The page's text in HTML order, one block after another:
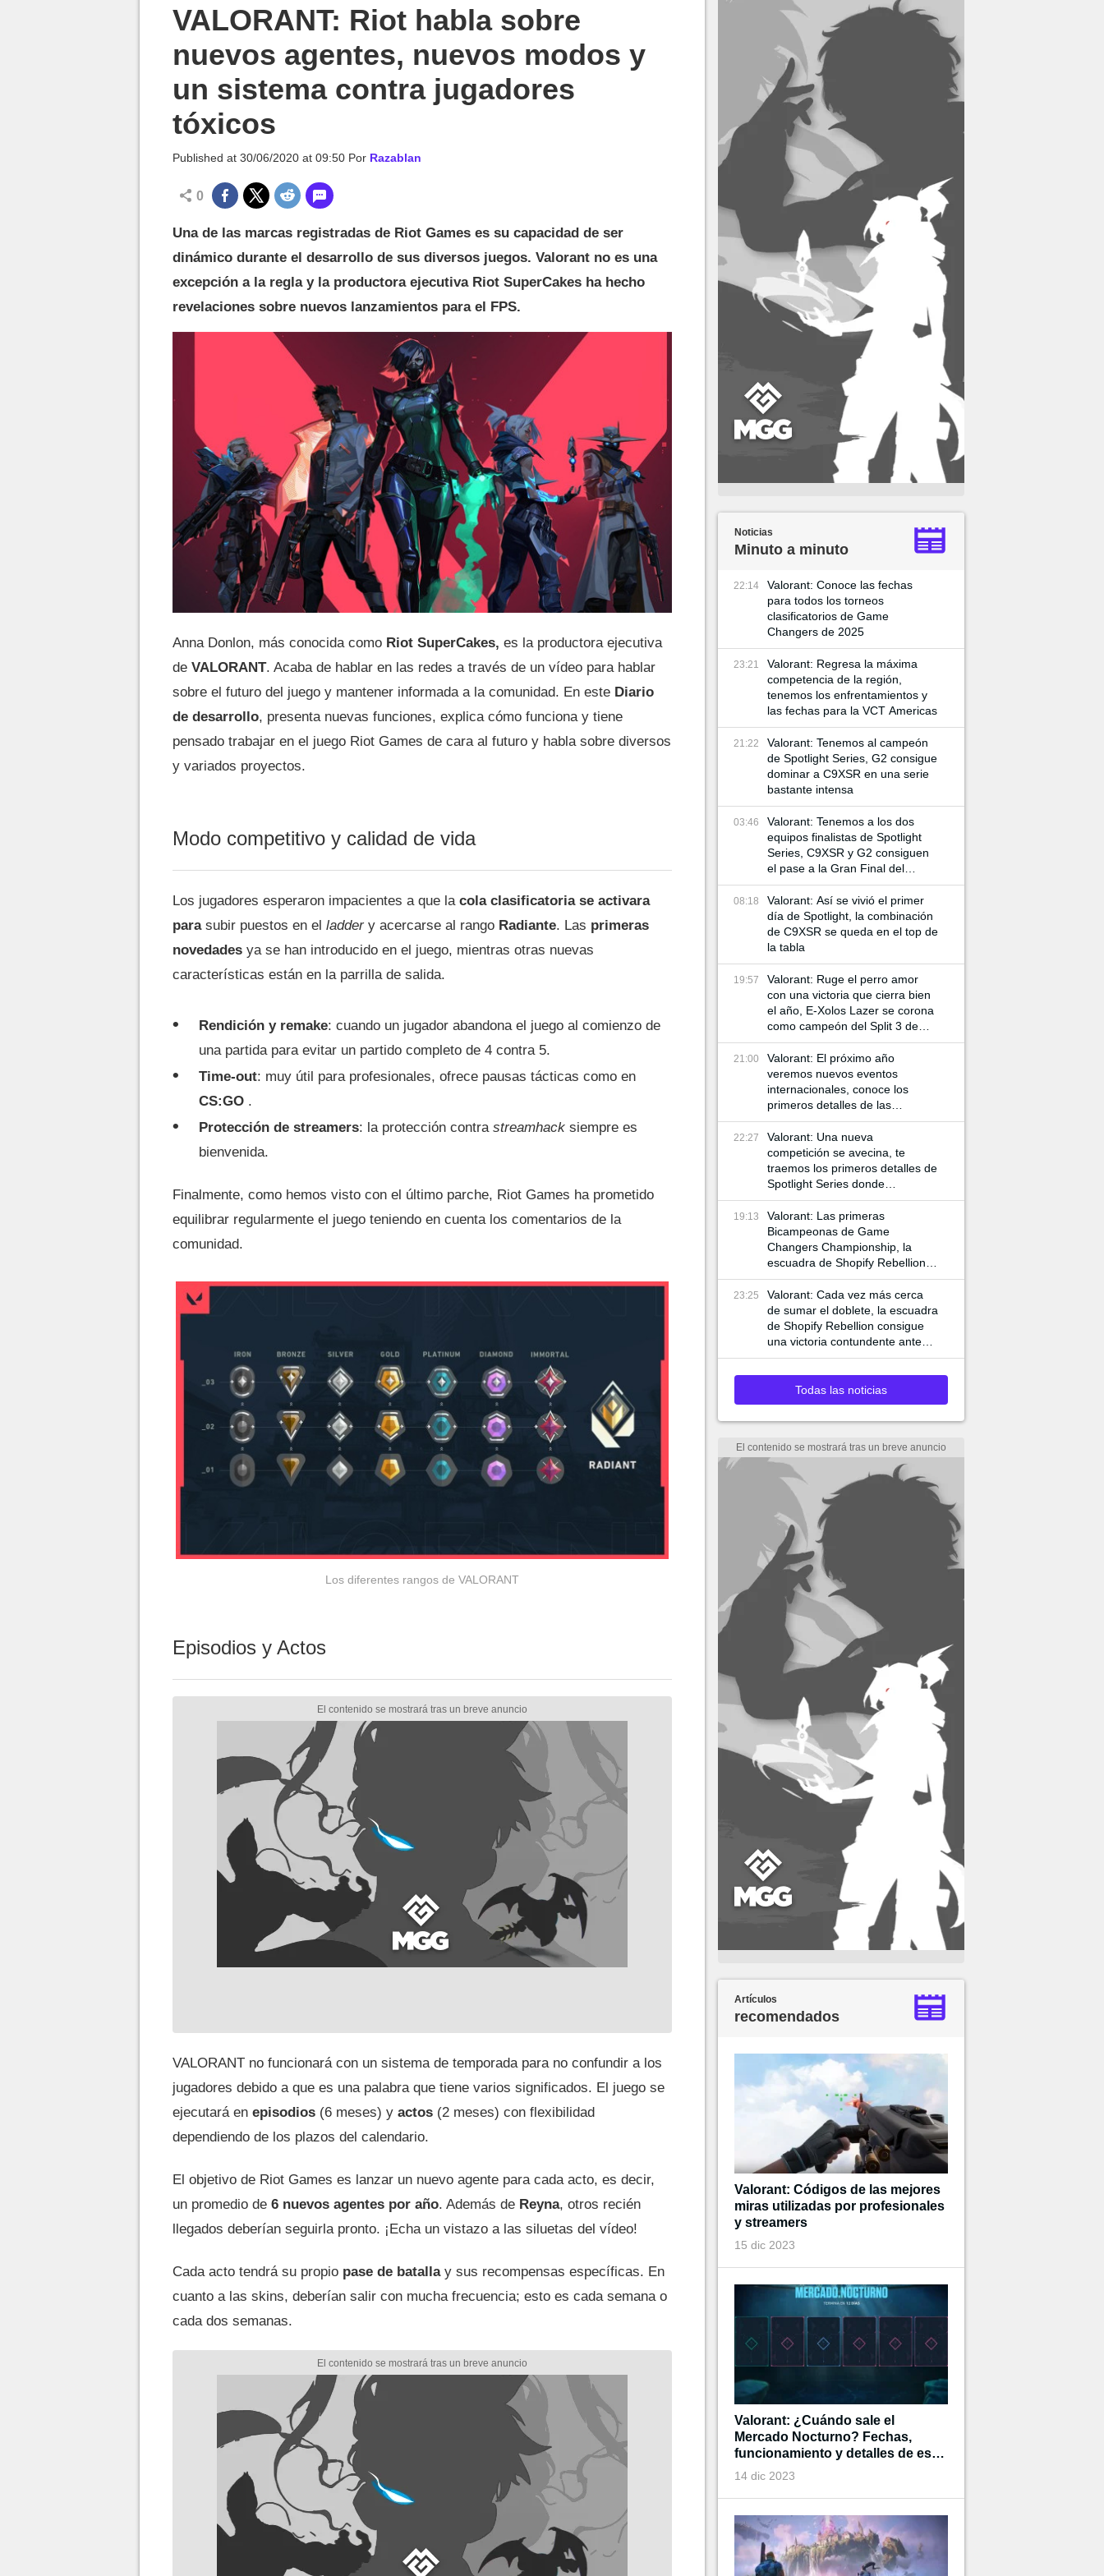
VALORANT: Riot habla sobre
nuevos agentes, nuevos modos y
un sistema contra jugadores
tóxicos
Published at 30/06/2020 at 09:50 Por Razablan
0
Una de las marcas registradas de Riot Games es su capacidad de ser
dinámico durante el desarrollo de sus diversos juegos. Valorant no es una
excepción a la regla y la productora ejecutiva Riot SuperCakes ha hecho
revelaciones sobre nuevos lanzamientos para el FPS.
Anna Donlon, más conocida como Riot SuperCakes, es la productora ejecutiva
de VALORANT. Acaba de hablar en las redes a través de un vídeo para hablar
sobre el futuro del juego y mantener informada a la comunidad. En este Diario
de desarrollo, presenta nuevas funciones, explica cómo funciona y tiene
pensado trabajar en el juego Riot Games de cara al futuro y habla sobre diversos
y variados proyectos.
Modo competitivo y calidad de vida
Los jugadores esperaron impacientes a que la cola clasificatoria se activara
parasubir puestos en el laddery acercarse al rango Radiante. Las primeras
novedades ya se han introducido en el juego, mientras otras nuevas
características están en la parrilla de salida.
Rendición y remake: cuando un jugador abandona el juego al comienzo de
una partida para evitar un partido completo de 4 contra 5.
Time-out: muy útil para profesionales, ofrece pausas tácticas como en
CS:GO .
Protección de streamers: la protección contra streamhack siempre es
bienvenida.
Finalmente, como hemos visto con el último parche, Riot Games ha prometido
equilibrar regularmente el juego teniendo en cuenta los comentarios de la
comunidad.
Los diferentes rangos de VALORANT
Episodios y Actos
VALORANT no funcionará con un sistema de temporada para no confundir a los
jugadores debido a que es una palabra que tiene varios significados. El juego se
ejecutará en episodios (6 meses) y actos (2 meses) con flexibilidad
dependiendo de los plazos del calendario.
El objetivo de Riot Games es lanzar un nuevo agente para cada acto, es decir,
un promedio de 6 nuevos agentes por año. Además de Reyna, otros recién
llegados deberían seguirla pronto. ¡Echa un vistazo a las siluetas del vídeo!
Cada acto tendrá su propio pase de batalla y sus recompensas específicas. En
cuanto a las skins, deberían salir con mucha frecuencia; esto es cada semana o
cada dos semanas.
Noticias
Minuto a minuto
22:14
Valorant: Conoce las fechas
para todos los torneos
clasificatorios de Game
Changers de 2025
23:21
Valorant: Regresa la máxima
competencia de la región,
tenemos los enfrentamientos y
las fechas para la VCT Americas
21:22
Valorant: Tenemos al campeón
de Spotlight Series, G2 consigue
dominar a C9XSR en una serie
bastante intensa
03:46
Valorant: Tenemos a los dos
equipos finalistas de Spotlight
Series, C9XSR y G2 consiguen
el pase a la Gran Final del
torneo
08:18
Valorant: Así se vivió el primer
día de Spotlight, la combinación
de C9XSR se queda en el top de
la tabla
19:57
Valorant: Ruge el perro amor
con una victoria que cierra bien
el año, E-Xolos Lazer se corona
como campeón del Split 3 de
VCL Norte
21:00
Valorant: El próximo año
veremos nuevos eventos
internacionales, conoce los
primeros detalles de las
siguientes competencias
internacionales de VCT
22:27
Valorant: Una nueva
competición se avecina, te
traemos los primeros detalles de
Spotlight Series donde
jugadores de VCT y Game
Changers participan
19:13
Valorant: Las primeras
Bicampeonas de Game
Changers Championship, la
escuadra de Shopify Rebellion
consigue llevarse la final 3-0
ante MIBR para alzar la copa
23:25
Valorant: Cada vez más cerca
de sumar el doblete, la escuadra
de Shopify Rebellion consigue
una victoria contundente ante
G2 para asegurar el pase a la
final
Todas las noticias
Artículos
recomendados
Valorant: Códigos de las mejores
miras utilizadas por profesionales
y streamers
15 dic 2023
Valorant: ¿Cuándo sale el
Mercado Nocturno? Fechas,
funcionamiento y detalles de esta
tienda de tiempo limitado
14 dic 2023